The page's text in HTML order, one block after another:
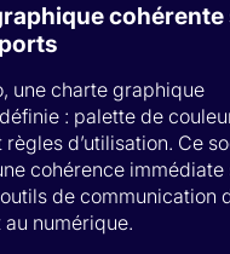
cohérente
une charte graphique
: palette de
d’utilisation. Ce
cohérence immédiate
de communication
au numérique.